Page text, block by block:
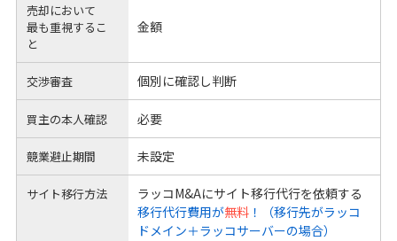
売却において
最も重視するこ
と
金額
交渉審査 個別に確認し判断
買主の本人確認 必要
競業避止期間 未設定
サイト移行方法
ラッコM&Aにサイト移行代行を依頼する
移行代行費用が無料！（移行先がラッコ
ドメイン＋ラッコサーバーの場合）